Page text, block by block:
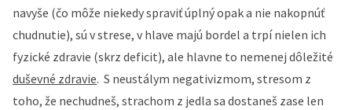
navyše (čo môže niekedy spraviť úplný opak a nie nakopnúť
chudnutie), sú v strese, v hlave majú bordel a trpí nielen ich
fyzické zdravie (skrz deficit), ale hlavne to nemenej dôležité
duševné zdravie. S neustálym negativizmom, stresom z
toho, že nechudneš, strachom z jedla sa dostaneš zase len